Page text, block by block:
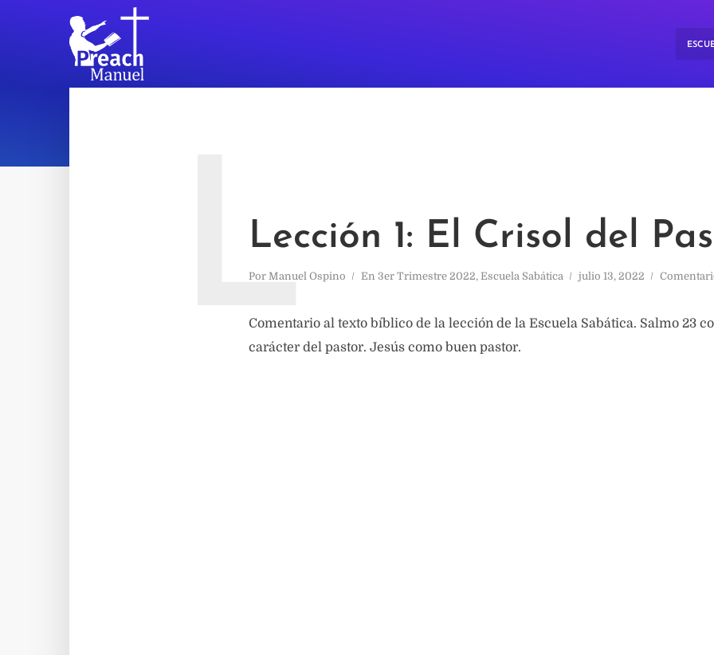
Lección 1: El Crisol del
Por Manuel Ospino En 3er Trimestre 2022, Escuela Sabática julio 13, 2022
L
Comentario al texto bíblico de la lección de la Escuela Sabática. Salmo 23
carácter del pastor. Jesús como buen pastor.